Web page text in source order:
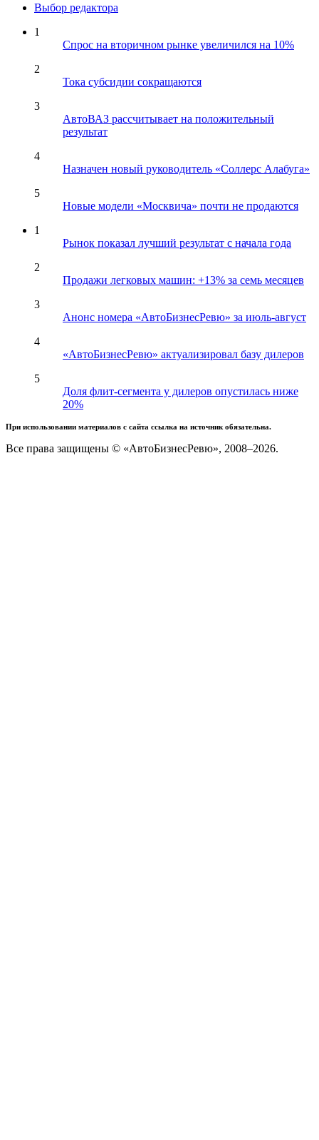
Выбор редактора
1
Спрос на вторичном рынке увеличился на 10%
2
Тока субсидии сокращаются
3
АвтоВАЗ рассчитывает на положительный
результат
4
Назначен новый руководитель «Соллерс Алабуга»
5
Новые модели «Москвича» почти не продаются
1
Рынок показал лучший результат с начала года
2
Продажи легковых машин: +13% за семь месяцев
3
Анонс номера «АвтоБизнесРевю» за июль-август
4
«АвтоБизнесРевю» актуализировал базу дилеров
5
Доля флит-сегмента у дилеров опустилась ниже
20%
При использовании материалов с сайта ссылка на источник обязательна.
Все права защищены © «АвтоБизнесРевю», 2008–2026.